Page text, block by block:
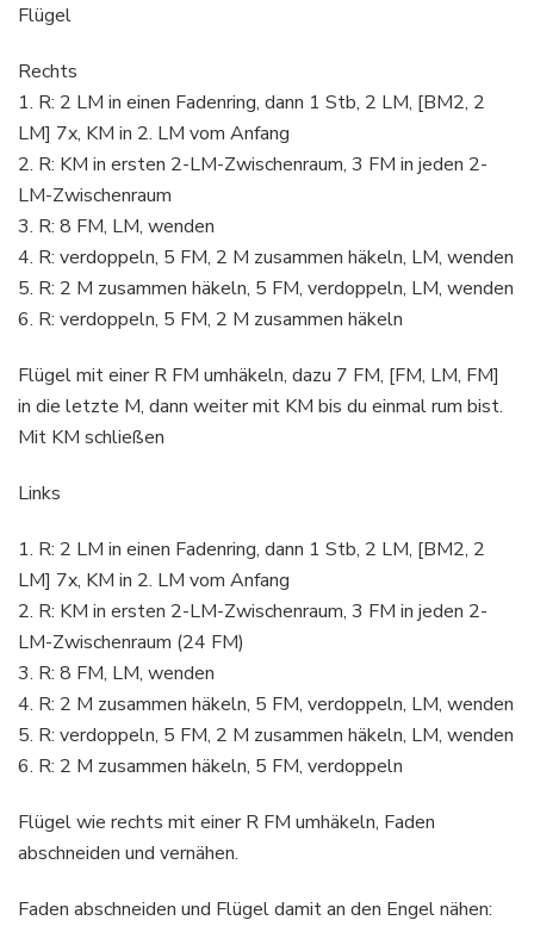
Flügel
Rechts
1. R: 2 LM in einen Fadenring, dann 1 Stb, 2 LM, [BM2, 2
LM] 7x, KM in 2. LM vom Anfang
2. R: KM in ersten 2-LM-Zwischenraum, 3 FM in jeden 2-
LM-Zwischenraum
3. R: 8 FM, LM, wenden
4. R: verdoppeln, 5 FM, 2 M zusammen häkeln, LM, wenden
5. R: 2 M zusammen häkeln, 5 FM, verdoppeln, LM, wenden
6. R: verdoppeln, 5 FM, 2 M zusammen häkeln
Flügel mit einer R FM umhäkeln, dazu 7 FM, [FM, LM, FM]
in die letzte M, dann weiter mit KM bis du einmal rum bist.
Mit KM schließen
Links
1. R: 2 LM in einen Fadenring, dann 1 Stb, 2 LM, [BM2, 2
LM] 7x, KM in 2. LM vom Anfang
2. R: KM in ersten 2-LM-Zwischenraum, 3 FM in jeden 2-
LM-Zwischenraum (24 FM)
3. R: 8 FM, LM, wenden
4. R: 2 M zusammen häkeln, 5 FM, verdoppeln, LM, wenden
5. R: verdoppeln, 5 FM, 2 M zusammen häkeln, LM, wenden
6. R: 2 M zusammen häkeln, 5 FM, verdoppeln
Flügel wie rechts mit einer R FM umhäkeln, Faden
abschneiden und vernähen.
Faden abschneiden und Flügel damit an den Engel nähen: